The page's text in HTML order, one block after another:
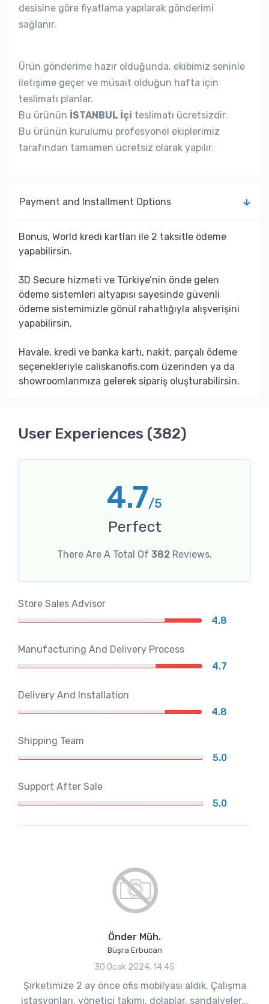
desisine göre fiyatlama yapılarak gönderimi
sağlanır.
Ürün gönderime hazır olduğunda, ekibimiz seninle
iletişime geçer ve müsait olduğun hafta için
teslimatı planlar.
Bu ürünün İSTANBUL İçi teslimatı ücretsizdir.
Bu ürünün kurulumu profesyonel ekiplerimiz
tarafından tamamen ücretsiz olarak yapılır.
Payment and Installment Options
Bonus, World kredi kartları ile 2 taksitle ödeme
yapabilirsin.
3D Secure hizmeti ve Türkiye’nin önde gelen
ödeme sistemleri altyapısı sayesinde güvenli
ödeme sistemimizle gönül rahatlığıyla alışverişini
yapabilirsin.
Havale, kredi ve banka kartı, nakit, parçalı ödeme
seçenekleriyle caliskanofis.com üzerinden ya da
showroomlarımıza gelerek sipariş oluşturabilirsin.
User Experiences (382)
4.7/5
Perfect
There Are A Total Of 382 Reviews.
Store Sales Advisor
4.8
Manufacturing And Delivery Process
4.7
Delivery And Installation
4.8
Shipping Team
5.0
Support After Sale
5.0
Önder Müh.
Büşra Erbucan
30 Ocak 2024, 14:45
Şirketimize 2 ay önce ofis mobilyası aldık. Çalışma
istasyonları, yönetici takımı, dolaplar, sandalyeler...